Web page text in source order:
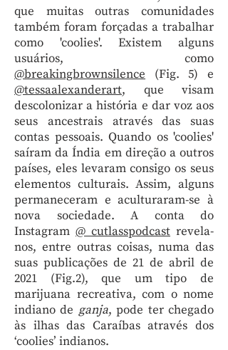
que muitas outras comunidades
também foram forçadas a trabalhar
como 'coolies'. Existem alguns
usuários, como
@breakingbrownsilence (Fig. 5) e
@tessaalexanderart, que visam
descolonizar a história e dar voz aos
seus ancestrais através das suas
contas pessoais. Quando os 'coolies'
saíram da Índia em direção a outros
países, eles levaram consigo os seus
elementos culturais. Assim, alguns
permaneceram e aculturaram-se à
nova sociedade. A conta do
Instagram @ cutlasspodcast revela-
nos, entre outras coisas, numa das
suas publicações de 21 de abril de
2021 (Fig.2), que um tipo de
marijuana recreativa, com o nome
indiano de ganja, pode ter chegado
às ilhas das Caraíbas através dos
‘coolies’ indianos.